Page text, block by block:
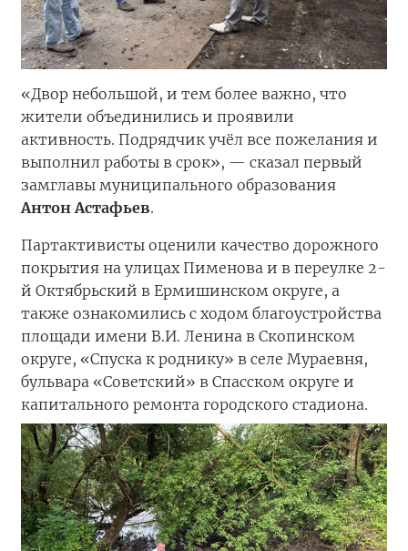
«Двор небольшой, и тем более важно, что
жители объединились и проявили
активность. Подрядчик учёл все пожелания и
выполнил работы в срок», — сказал первый
замглавы муниципального образования
Антон Астафьев.
Партактивисты оценили качество дорожного
покрытия на улицах Пименова и в переулке 2-
й Октябрьский в Ермишинском округе, а
также ознакомились с ходом благоустройства
площади имени В.И. Ленина в Скопинском
округе, «Спуска к роднику» в селе Мураевня,
бульвара «Советский» в Спасском округе и
капитального ремонта городского стадиона.